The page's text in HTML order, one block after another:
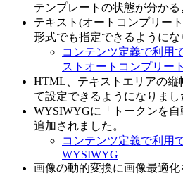
テンプレートの状態が分かる
テキスト(オートコンプリー
形式でも指定できるようにな
コンテンツ定義で利用
ストオートコンプリート
HTML、テキストエリアの縦
て設定できるようになりまし
WYSIWYGに「トークンを
追加されました。
コンテンツ定義で利用
WYSIWYG
画像の動的変換に画像最適